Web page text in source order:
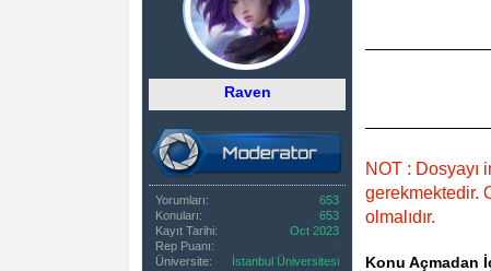
Raven
Yorumları:
653
Konuları:
653
Kayıt Tarihi:
Oct 2023
Rep Puanı:
Üniversite:
İstanbul Üniversitesi
NOT : Dosyayı
gerekmektedir.
olmalıdır.
Konu Açmadan